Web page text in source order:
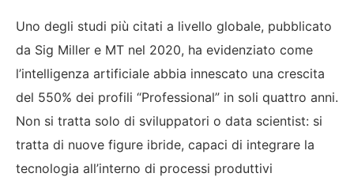
Uno degli studi più citati a livello globale, pubblicato
da Sig Miller e MT nel 2020, ha evidenziato come
l’intelligenza artificiale abbia innescato una crescita
del 550% dei profili “Professional” in soli quattro anni.
Non si tratta solo di sviluppatori o data scientist: si
tratta di nuove figure ibride, capaci di integrare la
tecnologia all’interno di processi produttivi